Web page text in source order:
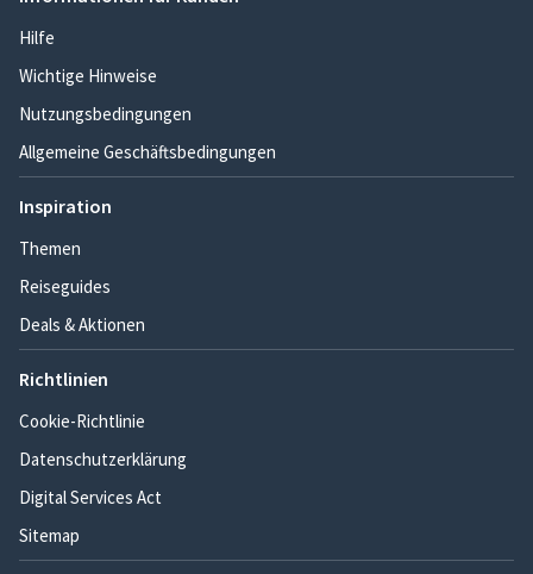
Hilfe
Wichtige Hinweise
Nutzungsbedingungen
Allgemeine Geschäftsbedingungen
Inspiration
Themen
Reiseguides
Deals & Aktionen
Richtlinien
Cookie-Richtlinie
Datenschutzerklärung
Digital Services Act
Sitemap